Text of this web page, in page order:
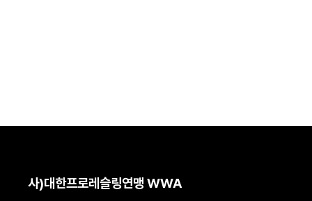
사)대한프로레슬링연맹 WWA